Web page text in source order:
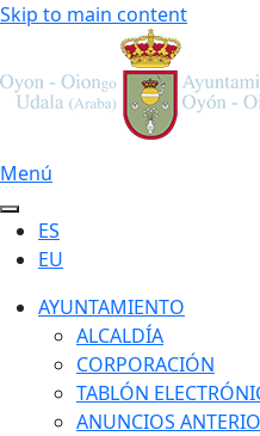
Skip to main content
Menú
ES
EU
AYUNTAMIENTO
ALCALDÍA
CORPORACIÓN
TABLÓN
ANUNCIOS